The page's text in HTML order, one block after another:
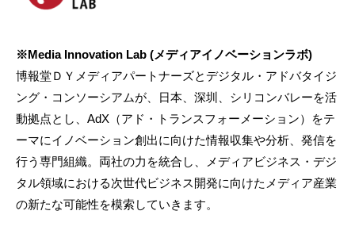
※Media Innovation Lab (メディアイノベーションラボ)
博報堂ＤＹメディアパートナーズとデジタル・アドバタイジ
ング・コンソーシアムが、日本、深圳、シリコンバレーを活
動拠点とし、AdX（アド・トランスフォーメーション）をテ
ーマにイノベーション創出に向けた情報収集や分析、発信を
行う専門組織。両社の力を統合し、メディアビジネス・デジ
タル領域における次世代ビジネス開発に向けたメディア産業
の新たな可能性を模索していきます。